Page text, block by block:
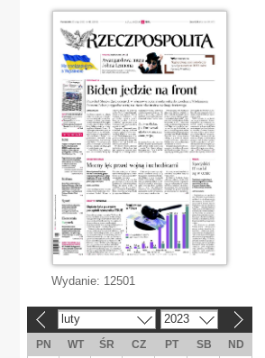
Wydanie: 12501
luty 2023
PN WT ŚR CZ PT SB
ND